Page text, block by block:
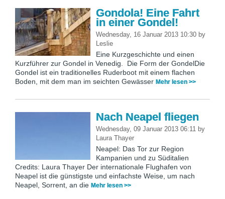
Gondola! Eine Fahrt
in einer Gondel!
Wednesday, 16 Januar 2013 10:30 by
Leslie
Eine Kurzgeschichte und einen
Kurzführer zur Gondel in Venedig. Die Form der GondelDie
Gondel ist ein traditionelles Ruderboot mit einem flachen
Boden, mit dem man im seichten Gewässer Mehr lesen >>
Nach Neapel fliegen
Wednesday, 09 Januar 2013 06:11 by
Laura Thayer
Neapel: Das Tor zur Region
Kampanien und zu Süditalien
Credits: Laura Thayer Der internationale Flughafen von
Neapel ist die günstigste und einfachste Weise, um nach
Neapel, Sorrent, an die Mehr lesen >>